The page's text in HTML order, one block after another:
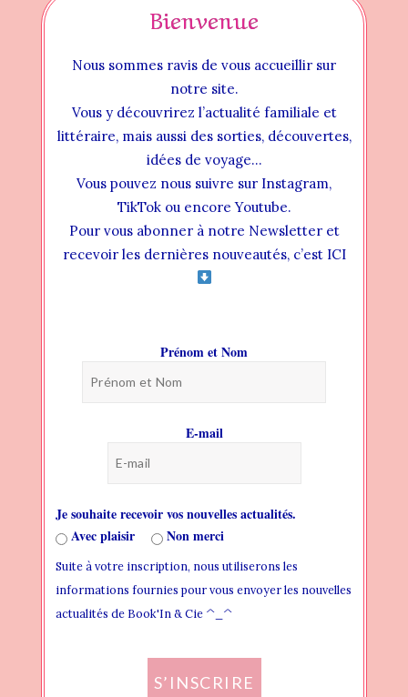
Instructional Videos
THEME STYLES
WIDGET AREAS
CREATING NEW WIDGET AREA
Bienvenue
Nous sommes ravis de vous accueillir sur
notre site.
Vous y découvrirez l’actualité familiale et
littéraire, mais aussi des sorties, découvertes,
idées de voyage…
Vous pouvez nous suivre sur Instagram,
TikTok ou encore Youtube.
Pour vous abonner à notre Newsletter et
recevoir les dernières nouveautés, c’est ICI
Prénom et Nom
E-mail
Je souhaite recevoir vos nouvelles actualités.
Avec plaisir
Non merci
Suite à votre inscription, nous utiliserons les
informations fournies pour vous envoyer les nouvelles
actualités de Book'In & Cie ^_^
S’INSCRIRE